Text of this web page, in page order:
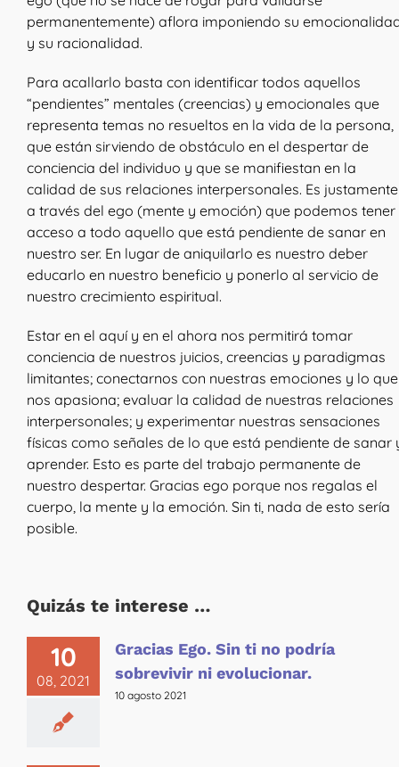
permanentemente) aflora imponiendo su
y su racionalidad.
Para acallarlo basta con identificar todos aquellos
“pendientes” mentales (creencias) y emocionales que
representa temas no resueltos en la vida de la persona,
que están sirviendo de obstáculo en el despertar de
conciencia del individuo y que se manifiestan en la
calidad de sus relaciones interpersonales. Es justamente
a través del ego (mente y emoción) que podemos tener
acceso a todo aquello que está pendiente de sanar en
nuestro ser. En lugar de aniquilarlo es nuestro deber
educarlo en nuestro beneficio y ponerlo al servicio de
nuestro crecimiento espiritual.
Estar en el aquí y en el ahora nos permitirá tomar
conciencia de nuestros juicios, creencias y paradigmas
limitantes; conectarnos con nuestras emociones y lo que
nos apasiona; evaluar la calidad de nuestras relaciones
interpersonales; y experimentar nuestras sensaciones
físicas como señales de lo que está pendiente de sanar
aprender. Esto es parte del trabajo permanente de
nuestro despertar. Gracias ego porque nos regalas el
cuerpo, la mente y la emoción. Sin ti, nada de esto sería
posible.
Quizás te interese …
10
08, 2021
Gracias Ego. Sin ti no podría
sobrevivir ni evolucionar.
10 agosto 2021